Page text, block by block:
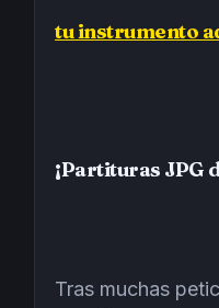
tu instrumento
¡Partituras JPG
Tras muchas